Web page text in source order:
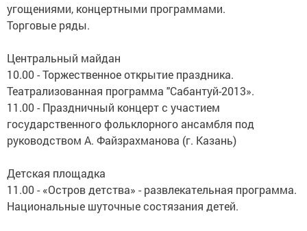
угощениями, концертными программами.
Торговые ряды.
Центральный майдан
10.00 - Торжественное открытие праздника.
Театрализованная программа "Сабантуй-2013».
11.00 - Праздничный концерт с участием
государственного фольклорного ансамбля под
руководством А. Файзрахманова (г. Казань)
Детская площадка
11.00 - «Остров детства» - развлекательная программа.
Национальные шуточные состязания детей.